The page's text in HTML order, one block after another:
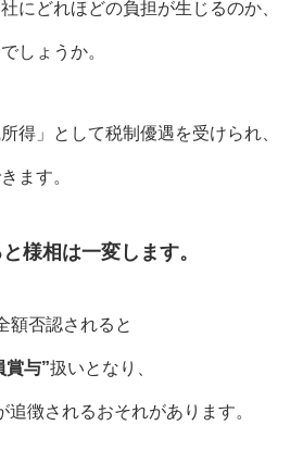
にどれほどの負担が生じるのか、
しょうか。
得」として税制優遇を受けられ、
ます。
様相は一変します。
額否認されると
賞与”扱いとなり、
追徴されるおそれがあります。